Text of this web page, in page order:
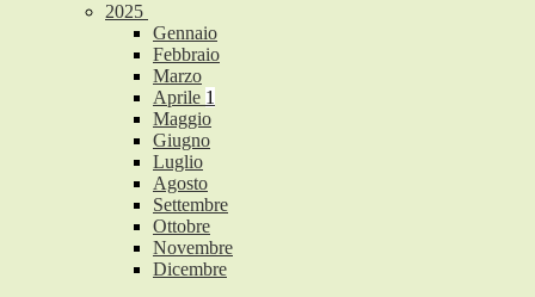
2025
Gennaio
Febbraio
Marzo
Aprile 1
Maggio
Giugno
Luglio
Agosto
Settembre
Ottobre
Novembre
Dicembre